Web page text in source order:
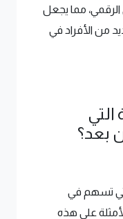
الرقمي، مما يجعل
من الأفراد في
التي
بعد؟
تسهم في
على هذه